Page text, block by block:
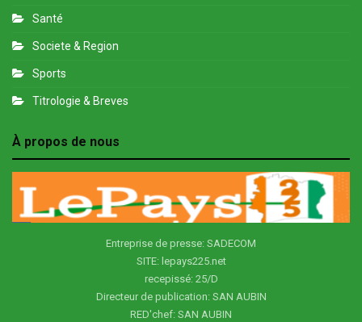
Santé
Societe & Region
Sports
Titrologie & Breves
À propos de nous
Entreprise de presse: SADECOM
SITE: lepays225.net
recepissé: 25/D
Directeur de publication: SAN AUBIN
RED'chef: SAN AUBIN